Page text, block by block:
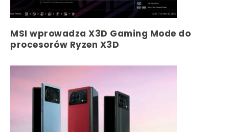
MSI wprowadza X3D Gaming Mode do
procesorów Ryzen X3D